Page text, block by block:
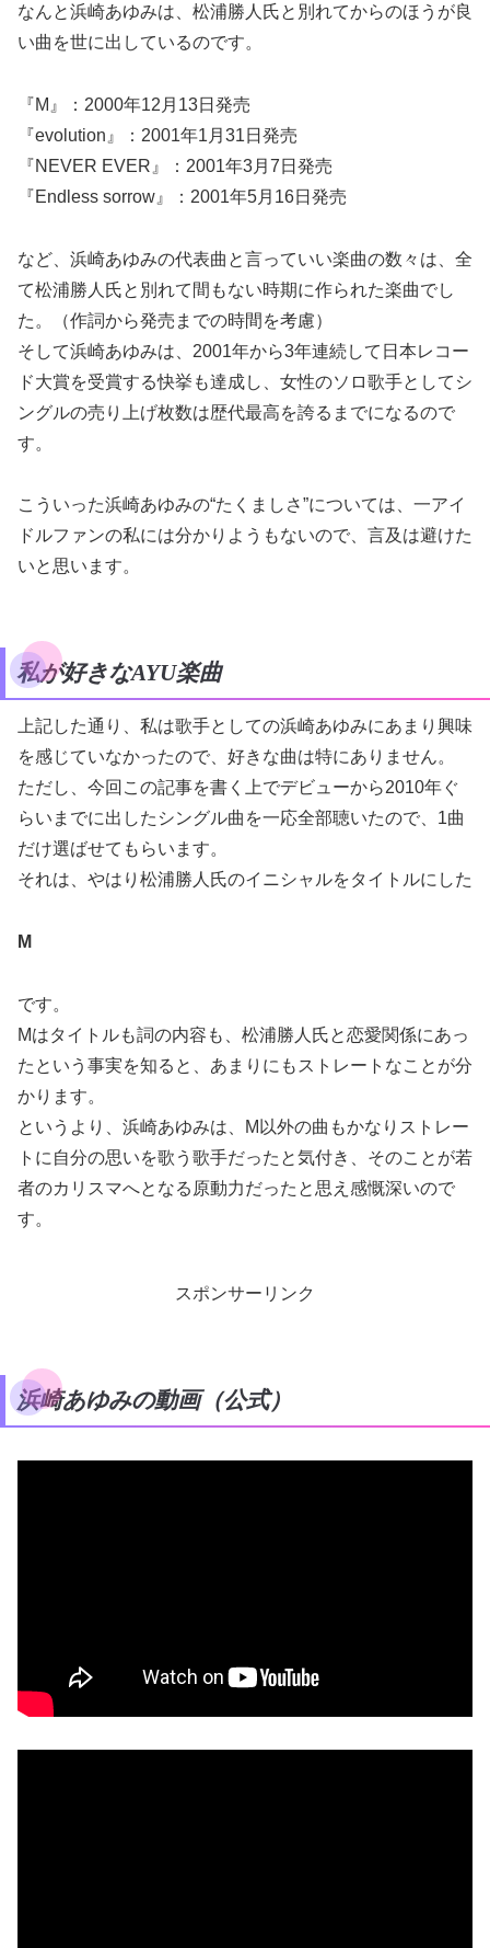
なんと浜崎あゆみは、松浦勝人氏と別れてからのほうが良
い曲を世に出しているのです。
『M』：2000年12月13日発売
『evolution』：2001年1月31日発売
『NEVER EVER』：2001年3月7日発売
『Endless sorrow』：2001年5月16日発売
など、浜崎あゆみの代表曲と言っていい楽曲の数々は、全
て松浦勝人氏と別れて間もない時期に作られた楽曲でし
た。（作詞から発売までの時間を考慮）
そして浜崎あゆみは、2001年から3年連続して日本レコー
ド大賞を受賞する快挙も達成し、女性のソロ歌手としてシ
ングルの売り上げ枚数は歴代最高を誇るまでになるので
す。
こういった浜崎あゆみの“たくましさ”については、一アイ
ドルファンの私には分かりようもないので、言及は避けた
いと思います。
私が好きなAYU楽曲
上記した通り、私は歌手としての浜崎あゆみにあまり興味
を感じていなかったので、好きな曲は特にありません。
ただし、今回この記事を書く上でデビューから2010年ぐ
らいまでに出したシングル曲を一応全部聴いたので、1曲
だけ選ばせてもらいます。
それは、やはり松浦勝人氏のイニシャルをタイトルにした
M
です。
Mはタイトルも詞の内容も、松浦勝人氏と恋愛関係にあっ
たという事実を知ると、あまりにもストレートなことが分
かります。
というより、浜崎あゆみは、M以外の曲もかなりストレー
トに自分の思いを歌う歌手だったと気付き、そのことが若
者のカリスマへとなる原動力だったと思え感慨深いので
す。
スポンサーリンク
浜崎あゆみの動画（公式）